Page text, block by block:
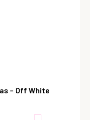
– Off White